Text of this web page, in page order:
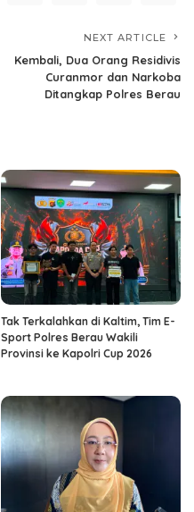
NEXT ARTICLE
Kembali, Dua Orang Residivis
Curanmor dan Narkoba
Ditangkap Polres Berau
Tak Terkalahkan di Kaltim, Tim E-
Sport Polres Berau Wakili
Provinsi ke Kapolri Cup 2026